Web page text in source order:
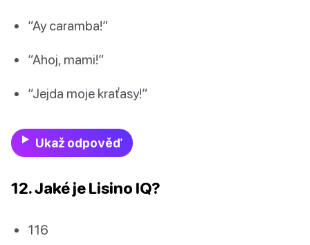
“Ay caramba!”
“Ahoj, mami!”
“Jejda moje kraťasy!”
Ukaž odpověď
12. Jaké je Lisino IQ?
116